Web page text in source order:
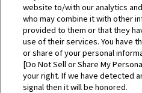
ホーム 農業 ニュース 2015年
website to/with our analytics
who may combine it with other
provided to them or that they
use of their services. You have
or share of your personal
[Do Not Sell or Share My
your right. If we have detected
signal then it will be honored.